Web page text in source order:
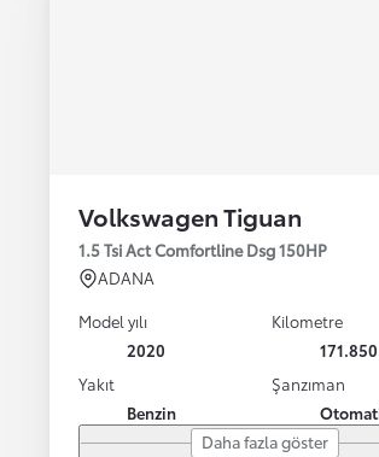
Volkswagen Tiguan
1.5 Tsi Act Comfortline Dsg 150HP
ADANA
Model yılı
2020
Kilometre
Yakıt
Benzin
Şanzıman
Daha fazla göster